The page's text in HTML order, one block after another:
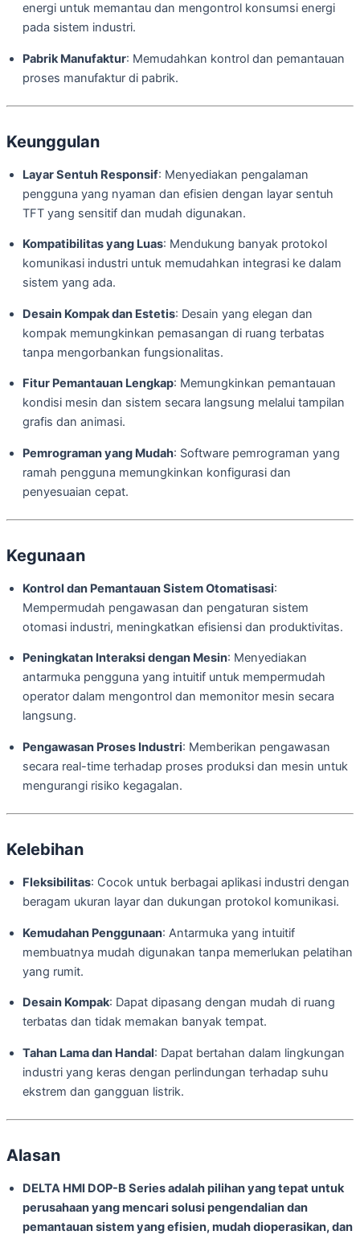
energi untuk memantau dan mengontrol konsumsi energi
pada sistem industri.
Pabrik Manufaktur: Memudahkan kontrol dan pemantauan
proses manufaktur di pabrik.
Keunggulan
Layar Sentuh Responsif: Menyediakan pengalaman
pengguna yang nyaman dan efisien dengan layar sentuh
TFT yang sensitif dan mudah digunakan.
Kompatibilitas yang Luas: Mendukung banyak protokol
komunikasi industri untuk memudahkan integrasi ke dalam
sistem yang ada.
Desain Kompak dan Estetis: Desain yang elegan dan
kompak memungkinkan pemasangan di ruang terbatas
tanpa mengorbankan fungsionalitas.
Fitur Pemantauan Lengkap: Memungkinkan pemantauan
kondisi mesin dan sistem secara langsung melalui tampilan
grafis dan animasi.
Pemrograman yang Mudah: Software pemrograman yang
ramah pengguna memungkinkan konfigurasi dan
penyesuaian cepat.
Kegunaan
Kontrol dan Pemantauan Sistem Otomatisasi:
Mempermudah pengawasan dan pengaturan sistem
otomasi industri, meningkatkan efisiensi dan produktivitas.
Peningkatan Interaksi dengan Mesin: Menyediakan
antarmuka pengguna yang intuitif untuk mempermudah
operator dalam mengontrol dan memonitor mesin secara
langsung.
Pengawasan Proses Industri: Memberikan pengawasan
secara real-time terhadap proses produksi dan mesin untuk
mengurangi risiko kegagalan.
Kelebihan
Fleksibilitas: Cocok untuk berbagai aplikasi industri dengan
beragam ukuran layar dan dukungan protokol komunikasi.
Kemudahan Penggunaan: Antarmuka yang intuitif
membuatnya mudah digunakan tanpa memerlukan pelatihan
yang rumit.
Desain Kompak: Dapat dipasang dengan mudah di ruang
terbatas dan tidak memakan banyak tempat.
Tahan Lama dan Handal: Dapat bertahan dalam lingkungan
industri yang keras dengan perlindungan terhadap suhu
ekstrem dan gangguan listrik.
Alasan
DELTA HMI DOP-B Series adalah pilihan yang tepat untuk
perusahaan yang mencari solusi pengendalian dan
pemantauan sistem yang efisien, mudah dioperasikan, dan